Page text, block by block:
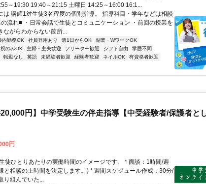
～19:30 19:40～21:15 土曜日 14:25～16:00 16:1...
は 講師1対生徒3名程度の個別指導。 指導科目・学年などは相談
流れ■ ・日常会話で生徒とコミュニケーション ・前回の授業を
ながらわからない箇所...
内勤務OK 社員登用あり 週1日からOK
副業・WワークOK
のみOK 主婦・主夫歓迎 フリーター歓迎 シフト自由
学歴不問
転勤なし 英語 未経験者歓迎 経験者歓迎 ネイルOK
有資格者歓迎
20,000円】中学受験生の伴走指導【中受経験者/保護者と
円
徒ひとりあたりの実働時間のイメージです。 * 面談：1時間/週
と相談の上時間を決定します。) * 週間スケジュール作成：30分/
り組んでいた...